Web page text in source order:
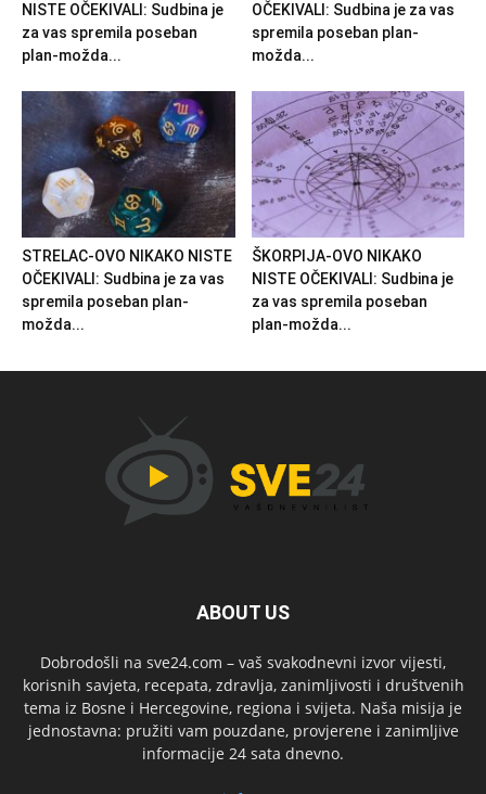
NISTE OČEKIVALI: Sudbina je
za vas spremila poseban
plan-možda...
OČEKIVALI: Sudbina je za vas
spremila poseban plan-
možda...
STRELAC-OVO NIKAKO NISTE
OČEKIVALI: Sudbina je za vas
spremila poseban plan-
možda...
ŠKORPIJA-OVO NIKAKO
NISTE OČEKIVALI: Sudbina je
za vas spremila poseban
plan-možda...
ABOUT US
Dobrodošli na sve24.com – vaš svakodnevni izvor vijesti,
korisnih savjeta, recepata, zdravlja, zanimljivosti i društvenih
tema iz Bosne i Hercegovine, regiona i svijeta. Naša misija je
jednostavna: pružiti vam pouzdane, provjerene i zanimljive
informacije 24 sata dnevno.